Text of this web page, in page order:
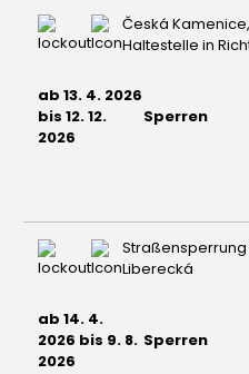
Česká
Haltestelle in
ab 13. 4. 2026
bis 12. 12.
2026
Sperren
Liberecká
ab 14. 4.
2026 bis 9. 8.
2026
Sperren